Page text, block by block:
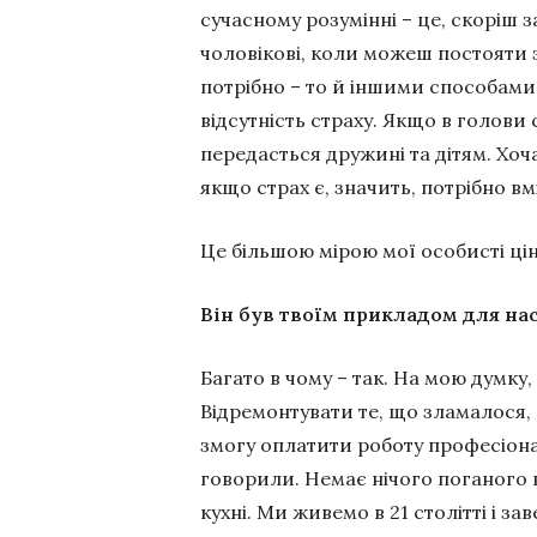
сучасному розумінні – це, скоріш
чоловікові, коли можеш постояти
потрібно – то й іншими
відсутність страху. Якщо в голови
передасться дружині та дітям.
якщо страх є, значить, потрібно
Це більшою мірою мої особисті
Він був твоїм прикладом для
Багато в чому – так. На мою
Відремонтувати те, що
змогу оплатити роботу
говорили. Немає нічого
кухні. Ми живемо в 21 столітті і